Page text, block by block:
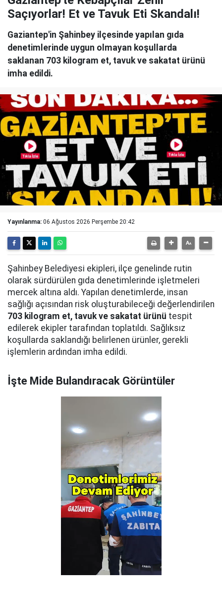
Saçıyorlar! Et ve Tavuk Eti Skandalı!
Gaziantep'in Şahinbey ilçesinde yapılan gıda
denetimlerinde uygun olmayan koşullarda
saklanan 703 kilogram et, tavuk ve sakatat ürünü
imha edildi.
Yayınlanma: 06 Ağustos 2026 Perşembe 20:42
Şahinbey Belediyesi ekipleri, ilçe genelinde rutin
olarak sürdürülen gıda denetimlerinde işletmeleri
mercek altına aldı. Yapılan denetimlerde, insan
sağlığı açısından risk oluşturabileceği değerlendirilen
703 kilogram et, tavuk ve sakatat ürünü tespit
edilerek ekipler tarafından toplatıldı. Sağlıksız
koşullarda saklandığı belirlenen ürünler, gerekli
işlemlerin ardından imha edildi.
İşte Mide Bulandıracak Görüntüler